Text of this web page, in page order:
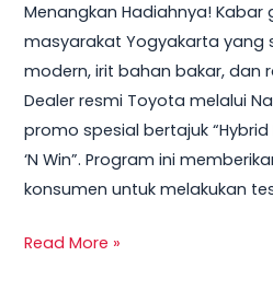
Menangkan Hadiahnya! Kabar
masyarakat Yogyakarta yang
modern, irit bahan bakar, dan
Dealer resmi Toyota melalui
promo spesial bertajuk “Hybrid
‘N Win”. Program ini
konsumen untuk melakukan
–
Test
Drive
Sekarang
&
Bawa
Pulang
TV
Read More »